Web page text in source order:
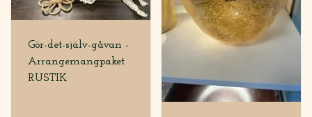
Gör-det-själv-gåvan -
Arrangemangpaket
RUSTIK